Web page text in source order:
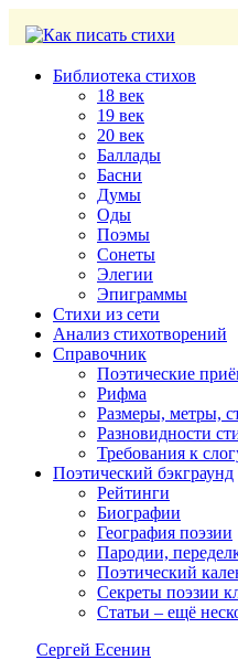
Библиотека стихов
18 век
19 век
20 век
Баллады
Басни
Думы
Оды
Поэмы
Сонеты
Элегии
Эпиграммы
Стихи из сети
Анализ стихотворений
Справочник
Поэтические
Рифма
Размеры, метры,
Разновидности
Требования к
Поэтический бэкграунд
Рейтинги
Биографии
География поэзии
Пародии,
Поэтический
Секреты поэзии
Статьи – ещё
Сергей Есенин